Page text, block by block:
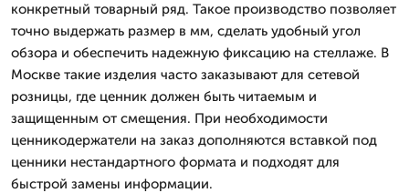
конкретный товарный ряд. Такое производство позволяет
точно выдержать размер в мм, сделать удобный угол
обзора и обеспечить надежную фиксацию на стеллаже. В
Москве такие изделия часто заказывают для сетевой
розницы, где ценник должен быть читаемым и
защищенным от смещения. При необходимости
ценникодержатели на заказ дополняются вставкой под
ценники нестандартного формата и подходят для
быстрой замены информации.